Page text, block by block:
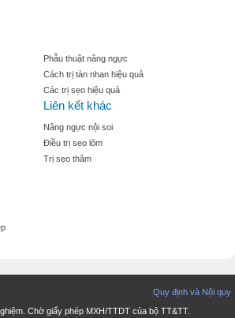
Phẫu thuật nâng ngực
Cách trị tàn nhan hiệu quả
Các trị sẹo hiệu quả
Liên kết khác
Nâng ngực nội soi
Điều trị sẹo lõm
Trị sẹo thâm
Quy định và Nội quy
Chờ giấy phép MXH/TTDT của bộ TT&TT.